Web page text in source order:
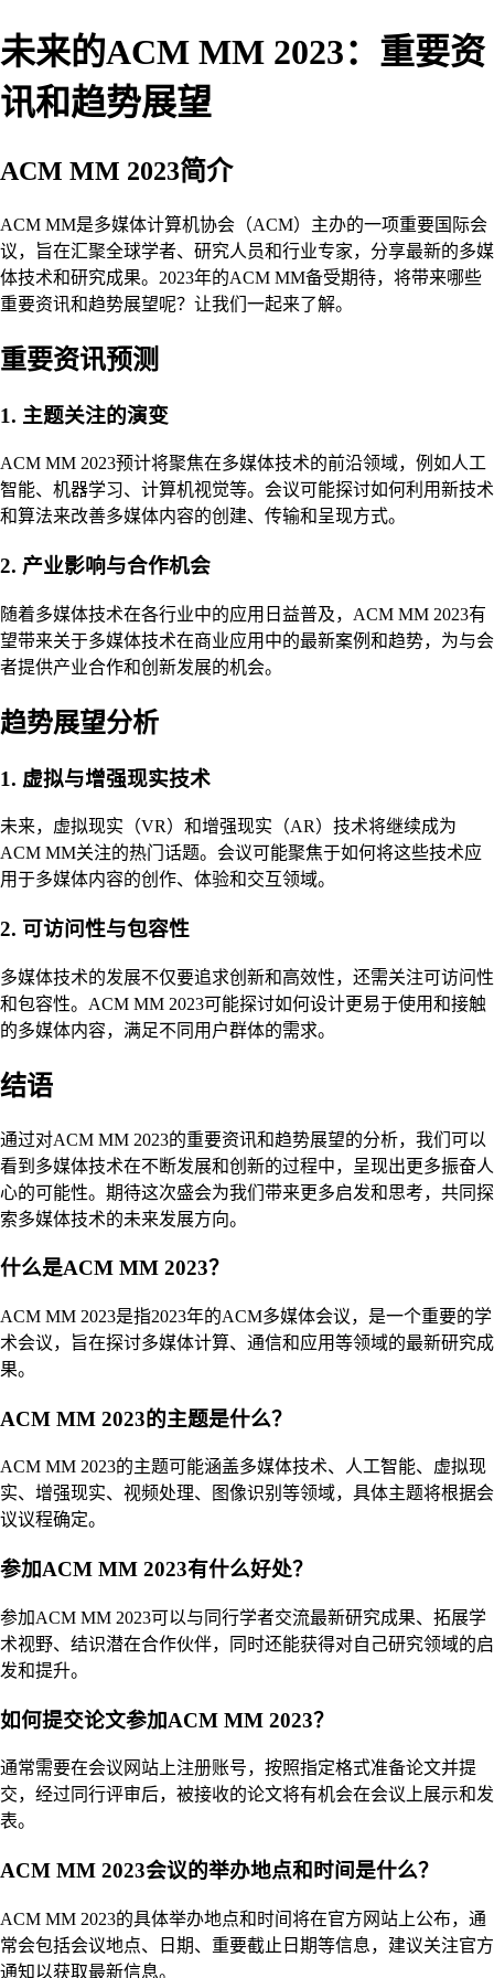
未来的ACM MM 2023：重要资
讯和趋势展望
ACM MM 2023简介
ACM MM是多媒体计算机协会（ACM）主办的一项重要国际会
议，旨在汇聚全球学者、研究人员和行业专家，分享最新的多媒
体技术和研究成果。2023年的ACM MM备受期待，将带来哪些
重要资讯和趋势展望呢？让我们一起来了解。
重要资讯预测
1. 主题关注的演变
ACM MM 2023预计将聚焦在多媒体技术的前沿领域，例如人工
智能、机器学习、计算机视觉等。会议可能探讨如何利用新技术
和算法来改善多媒体内容的创建、传输和呈现方式。
2. 产业影响与合作机会
随着多媒体技术在各行业中的应用日益普及，ACM MM 2023有
望带来关于多媒体技术在商业应用中的最新案例和趋势，为与会
者提供产业合作和创新发展的机会。
趋势展望分析
1. 虚拟与增强现实技术
未来，虚拟现实（VR）和增强现实（AR）技术将继续成为
ACM MM关注的热门话题。会议可能聚焦于如何将这些技术应
用于多媒体内容的创作、体验和交互领域。
2. 可访问性与包容性
多媒体技术的发展不仅要追求创新和高效性，还需关注可访问性
和包容性。ACM MM 2023可能探讨如何设计更易于使用和接触
的多媒体内容，满足不同用户群体的需求。
结语
通过对ACM MM 2023的重要资讯和趋势展望的分析，我们可以
看到多媒体技术在不断发展和创新的过程中，呈现出更多振奋人
心的可能性。期待这次盛会为我们带来更多启发和思考，共同探
索多媒体技术的未来发展方向。
什么是ACM MM 2023？
ACM MM 2023是指2023年的ACM多媒体会议，是一个重要的学
术会议，旨在探讨多媒体计算、通信和应用等领域的最新研究成
果。
ACM MM 2023的主题是什么？
ACM MM 2023的主题可能涵盖多媒体技术、人工智能、虚拟现
实、增强现实、视频处理、图像识别等领域，具体主题将根据会
议议程确定。
参加ACM MM 2023有什么好处？
参加ACM MM 2023可以与同行学者交流最新研究成果、拓展学
术视野、结识潜在合作伙伴，同时还能获得对自己研究领域的启
发和提升。
如何提交论文参加ACM MM 2023？
通常需要在会议网站上注册账号，按照指定格式准备论文并提
交，经过同行评审后，被接收的论文将有机会在会议上展示和发
表。
ACM MM 2023会议的举办地点和时间是什么？
ACM MM 2023的具体举办地点和时间将在官方网站上公布，通
常会包括会议地点、日期、重要截止日期等信息，建议关注官方
通知以获取最新信息。